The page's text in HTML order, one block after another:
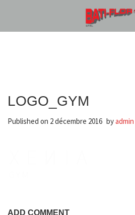
LOGO_GYM
Published on 2 décembre 2016 byadmin
ADD COMMENT